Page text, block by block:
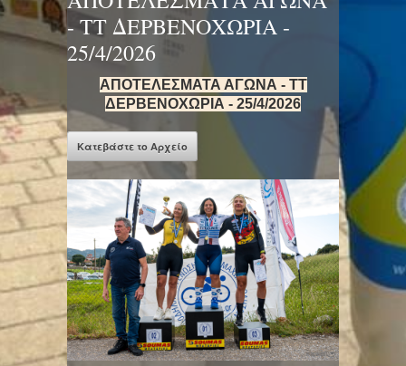
- ΤΤ ΔΕΡΒΕΝΟΧΩΡΙΑ -
25/4/2026
ΑΠΟΤΕΛΕΣΜΑΤΑ ΑΓΩΝΑ - ΤΤ
ΔΕΡΒΕΝΟΧΩΡΙΑ - 25/4/2026
Κατεβάστε το Αρχείο